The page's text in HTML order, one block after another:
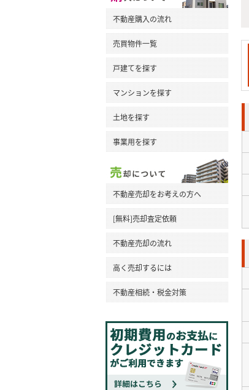
不動産購入の流れ
売買物件一覧
戸建てを探す
マンションを探す
土地を探す
事業用を探す
不動産売却をお考えの方へ
[無料]売却査定依頼
不動産売却の流れ
高く売却するには
不動産相続・税金対策